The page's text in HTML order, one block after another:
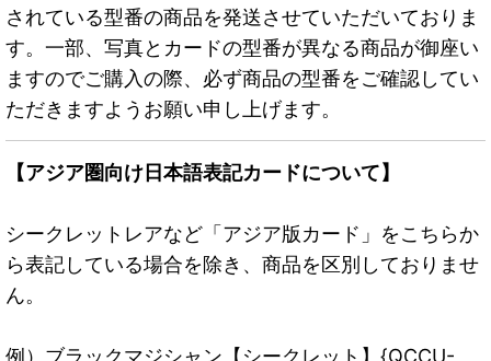
されている型番の商品を発送させていただいておりま
す。一部、写真とカードの型番が異なる商品が御座い
ますのでご購入の際、必ず商品の型番をご確認してい
ただきますようお願い申し上げます。
【アジア圏向け日本語表記カードについて】
シークレットレアなど「アジア版カード」をこちらか
ら表記している場合を除き、商品を区別しておりませ
ん。
例）ブラックマジシャン【シークレット】{QCCU-